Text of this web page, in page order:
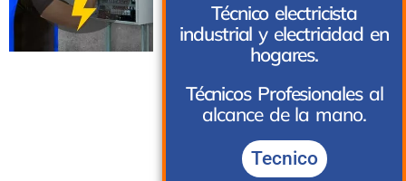
Técnico electricista
industrial y electricidad en
hogares.
Técnicos Profesionalesal
alcance de la mano.
Tecnico